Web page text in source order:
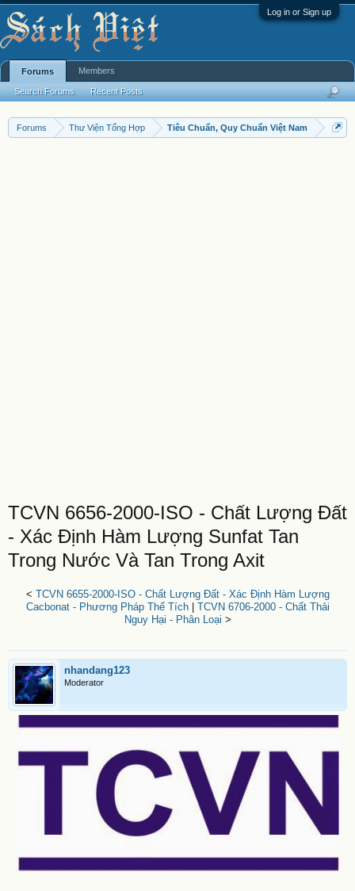
Log in or Sign up
Forums Thư Viện Tổng Hợp Tiêu Chuẩn, Quy Chuẩn Việt Nam
TCVN 6656-2000-ISO - Chất Lượng Đất
- Xác Định Hàm Lượng Sunfat Tan
Trong Nước Và Tan Trong Axit
< TCVN 6655-2000-ISO - Chất Lượng Đất - Xác Định Hàm Lượng
Cacbonat - Phương Pháp Thể Tích| TCVN 6706-2000 - Chất Thải
Nguy Hại - Phân Loại >
nhandang123
Moderator
Forums
Search Forums Recent Posts
Members